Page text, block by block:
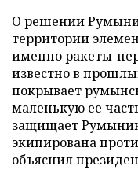
О решении
территории
именно ракеты-
известно в
покрывает
маленькую ее
защищает
экипирована
объяснил